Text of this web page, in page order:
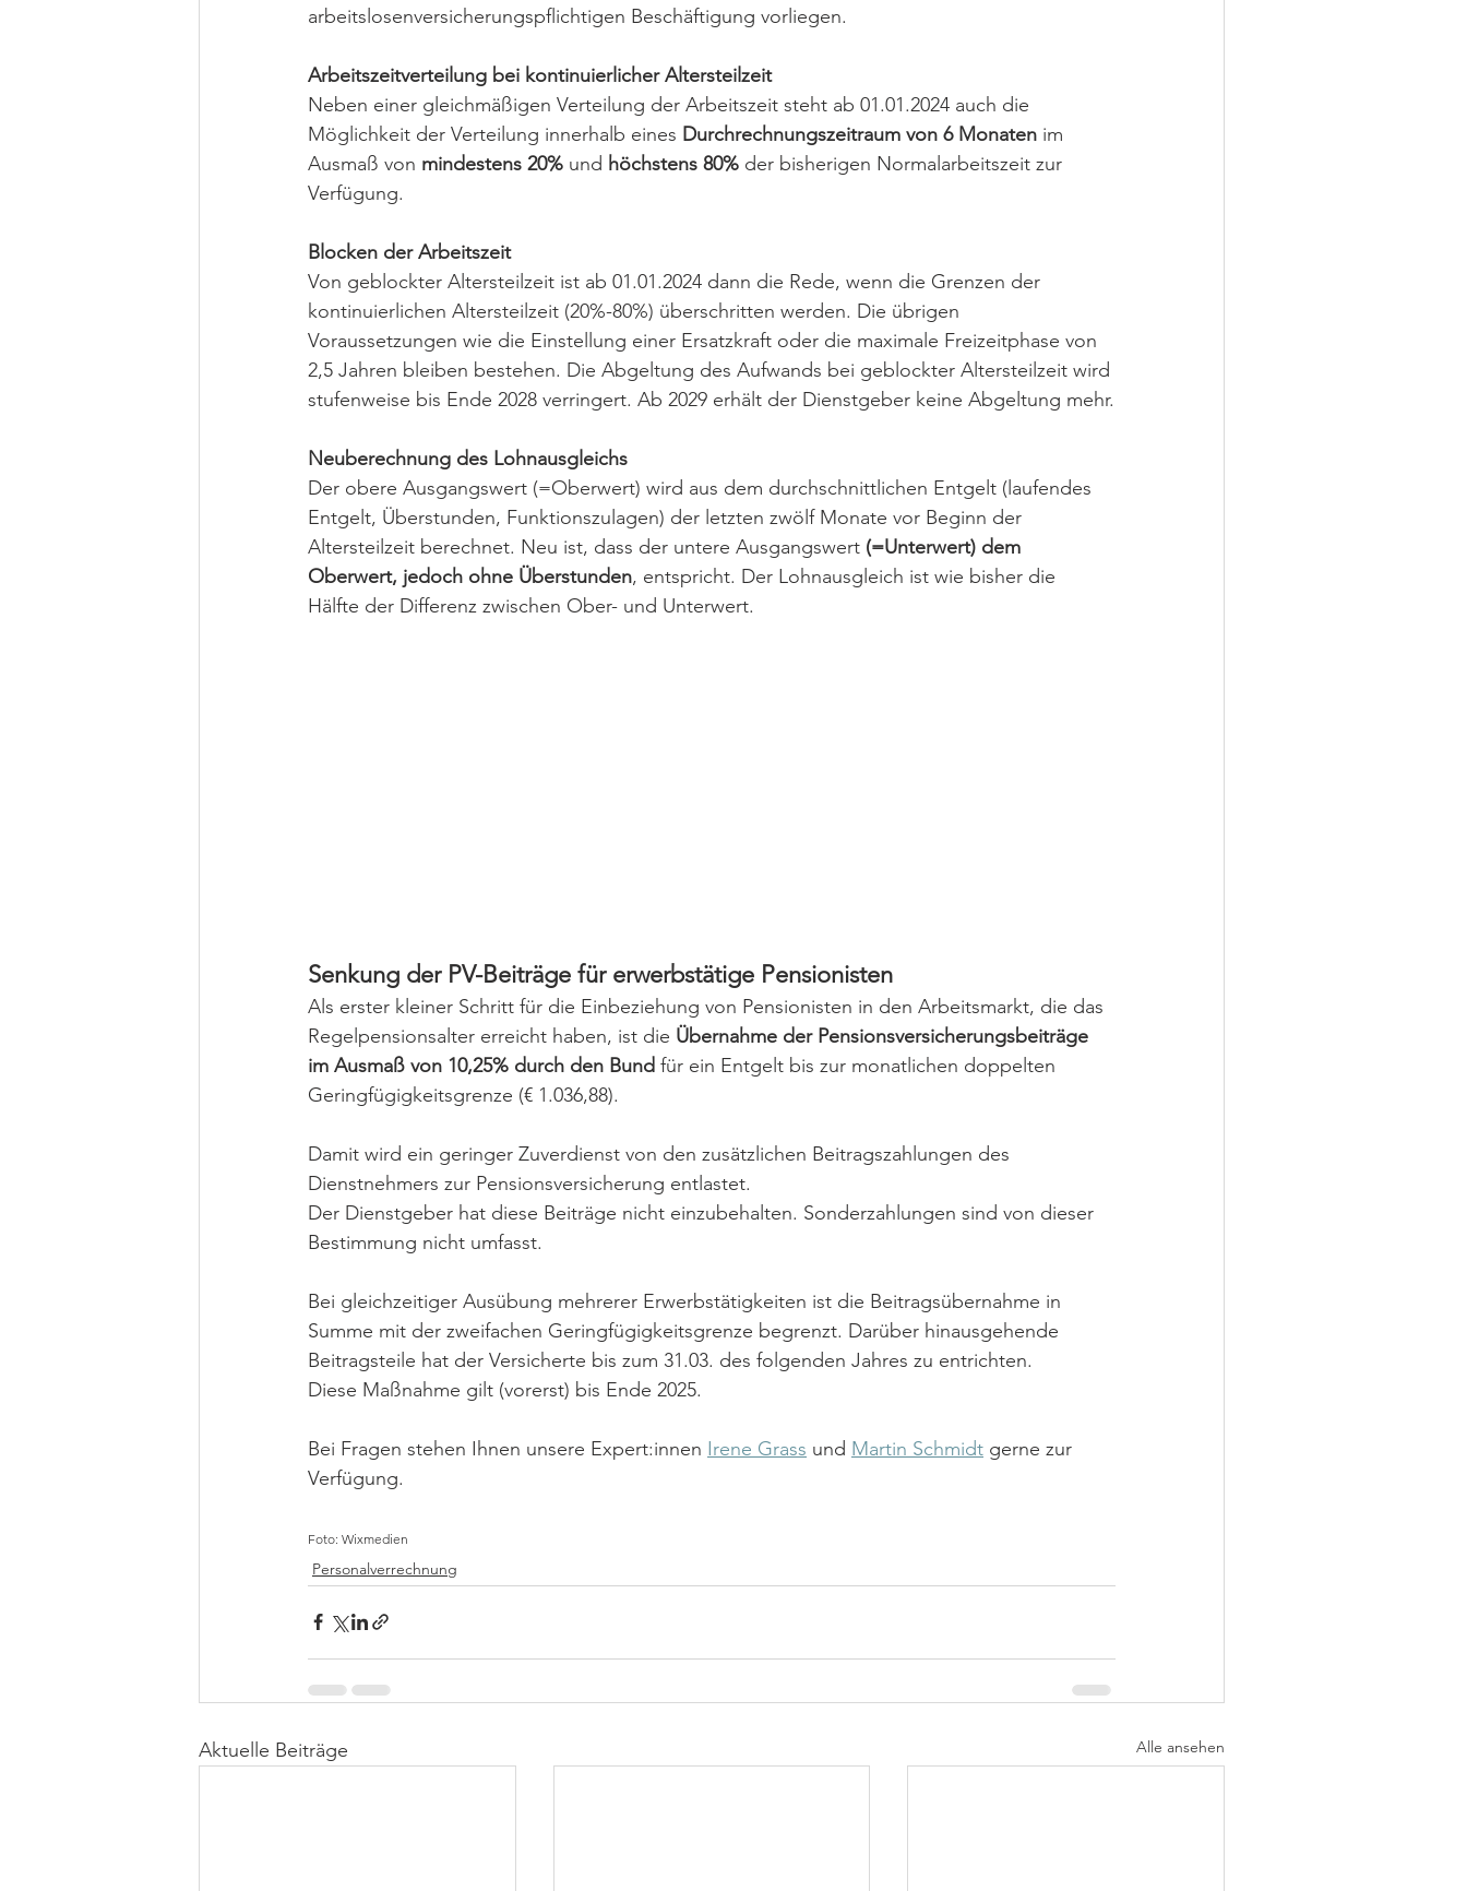
arbeitslosenversicherungspflichtigen Beschäftigung vorliegen.
Arbeitszeitverteilung bei kontinuierlicher Altersteilzeit
Neben einer gleichmäßigen Verteilung der Arbeitszeit steht ab 01.01.2024 auch die
Möglichkeit der Verteilung innerhalb eines Durchrechnungszeitraum von 6 Monaten im
Ausmaß von mindestens 20% und höchstens 80% der bisherigen Normalarbeitszeit zur
Verfügung.
Blocken der Arbeitszeit
Von geblockter Altersteilzeit ist ab 01.01.2024 dann die Rede, wenn die Grenzen der
kontinuierlichen Altersteilzeit (20%-80%) überschritten werden. Die übrigen
Voraussetzungen wie die Einstellung einer Ersatzkraft oder die maximale Freizeitphase von
2,5 Jahren bleiben bestehen. Die Abgeltung des Aufwands bei geblockter Altersteilzeit wird
stufenweise bis Ende 2028 verringert. Ab 2029 erhält der Dienstgeber keine Abgeltung mehr.
Neuberechnung des Lohnausgleichs
Der obere Ausgangswert (=Oberwert) wird aus dem durchschnittlichen Entgelt (laufendes
Entgelt, Überstunden, Funktionszulagen) der letzten zwölf Monate vor Beginn der
Altersteilzeit berechnet. Neu ist, dass der untere Ausgangswert (=Unterwert) dem
Oberwert, jedoch ohne Überstunden, entspricht. Der Lohnausgleich ist wie bisher die
Hälfte der Differenz zwischen Ober- und Unterwert.
Senkung der PV-Beiträge für erwerbstätige Pensionisten
Als erster kleiner Schritt für die Einbeziehung von Pensionisten in den Arbeitsmarkt, die das
Regelpensionsalter erreicht haben, ist die Übernahme der Pensionsversicherungsbeiträge
im Ausmaß von 10,25% durch den Bund für ein Entgelt bis zur monatlichen doppelten
Geringfügigkeitsgrenze (€ 1.036,88).
Damit wird ein geringer Zuverdienst von den zusätzlichen Beitragszahlungen des
Dienstnehmers zur Pensionsversicherung entlastet.
Der Dienstgeber hat diese Beiträge nicht einzubehalten. Sonderzahlungen sind von dieser
Bestimmung nicht umfasst.
Bei gleichzeitiger Ausübung mehrerer Erwerbstätigkeiten ist die Beitragsübernahme in
Summe mit der zweifachen Geringfügigkeitsgrenze begrenzt. Darüber hinausgehende
Beitragsteile hat der Versicherte bis zum 31.03. des folgenden Jahres zu entrichten.
Diese Maßnahme gilt (vorerst) bis Ende 2025.
Bei Fragen stehen Ihnen unsere Expert:innen Irene Grass und Martin Schmidt gerne zur
Verfügung.
Foto: Wixmedien
Personalverrechnung
Aktuelle Beiträge Alle ansehen